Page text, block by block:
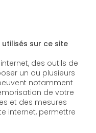
sur ce site
des outils de
un ou plusieurs
notamment
de votre
internet, permettre